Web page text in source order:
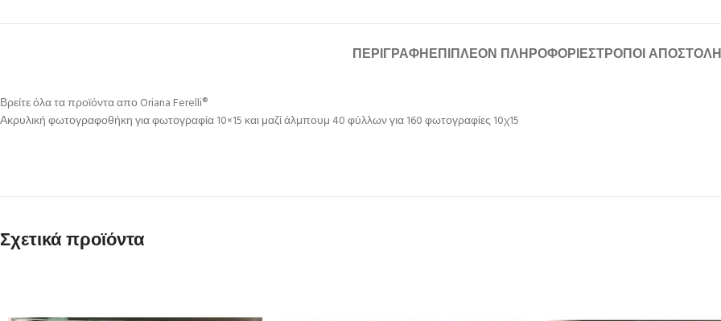
ΠΕΡΙΓΡΑΦΉΕΠΙΠΛΈΟΝ ΠΛΗΡΟΦΟΡΊΕΣΤΡΌΠΟΙ
Βρείτε όλα τα προϊόντα απο Oriana Ferelli®
Ακρυλική φωτογραφοθήκη για φωτογραφία 10×15 και μαζί άλμπουμ 40 φύλλων για 160 φωτογραφίες 10χ15
Σχετικά προϊόντα